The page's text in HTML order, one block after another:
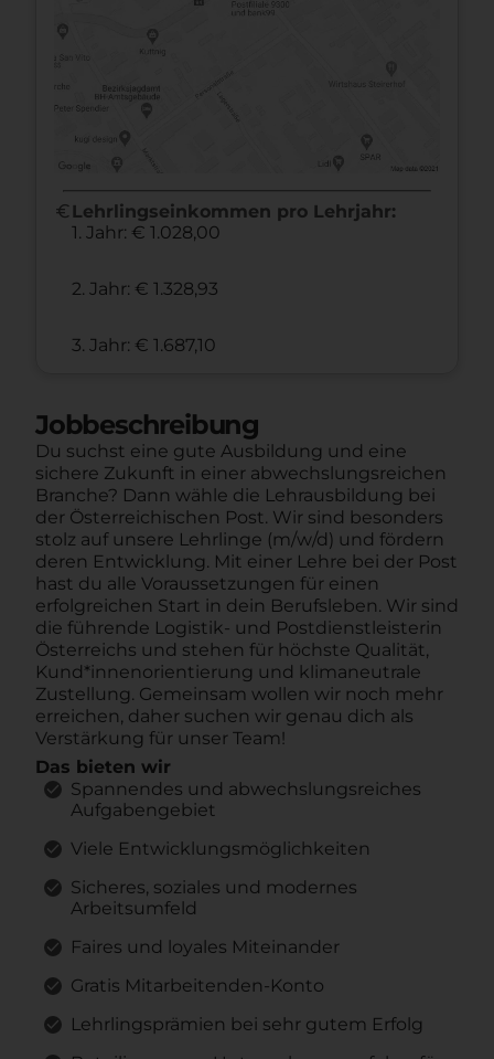
euro Lehrlingseinkommen pro Lehrjahr:
1. Jahr: € 1.028,00
2. Jahr: € 1.328,93
3. Jahr: € 1.687,10
Jobbeschreibung
Du suchst eine gute Ausbildung und eine
sichere Zukunft in einer abwechslungsreichen
Branche? Dann wähle die Lehrausbildung bei
der Österreichischen Post. Wir sind besonders
stolz auf unsere Lehrlinge (m/w/d) und fördern
deren Entwicklung. Mit einer Lehre bei der Post
hast du alle Voraussetzungen für einen
erfolgreichen Start in dein Berufsleben. Wir sind
die führende Logistik- und Postdienstleisterin
Österreichs und stehen für höchste Qualität,
Kund*innenorientierung und klimaneutrale
Zustellung. Gemeinsam wollen wir noch mehr
erreichen, daher suchen wir genau dich als
Verstärkung für unser Team!
Das bieten wir
Spannendes und abwechslungsreiches
Aufgabengebiet
Viele Entwicklungsmöglichkeiten
Sicheres, soziales und modernes
Arbeitsumfeld
Faires und loyales Miteinander
Gratis Mitarbeitenden-Konto
Lehrlingsprämien bei sehr gutem Erfolg